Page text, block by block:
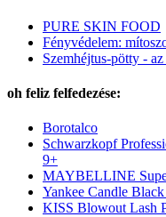
PURE SKIN FOOD
Fényvédelem:
Szemhéjtus-pötty -
oh feliz felfedezése:
Borotalco
Schwarzkopf
9+
MAYBELLINE
Yankee Candle
KISS Blowout Lash